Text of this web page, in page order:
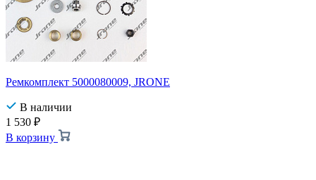
Ремкомплект 5000080009, JRONE
В наличии
1 530 ₽
В корзину